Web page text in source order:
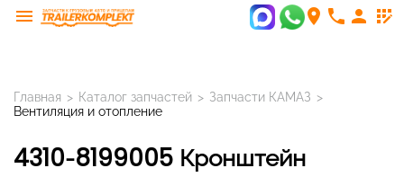
menu room phone person app_registration
Главная > Каталог запчастей > Запчасти КАМАЗ >
Вентиляция и отопление
4310-8199005 Кронштейн